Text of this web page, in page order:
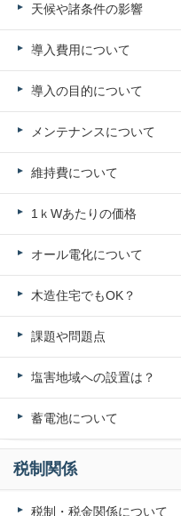
天候や諸条件の影響
導入費用について
導入の目的について
メンテナンスについて
維持費について
1ｋWあたりの価格
オール電化について
木造住宅でもOK？
課題や問題点
塩害地域への設置は？
蓄電池について
税制関係
税制・税金関係について